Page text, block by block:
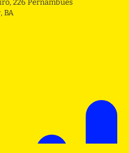
226 Pernambués
BA